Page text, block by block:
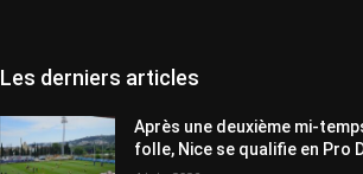
Les derniers articles
Après une deuxième mi-
folle, Nice se qualifie en Pro